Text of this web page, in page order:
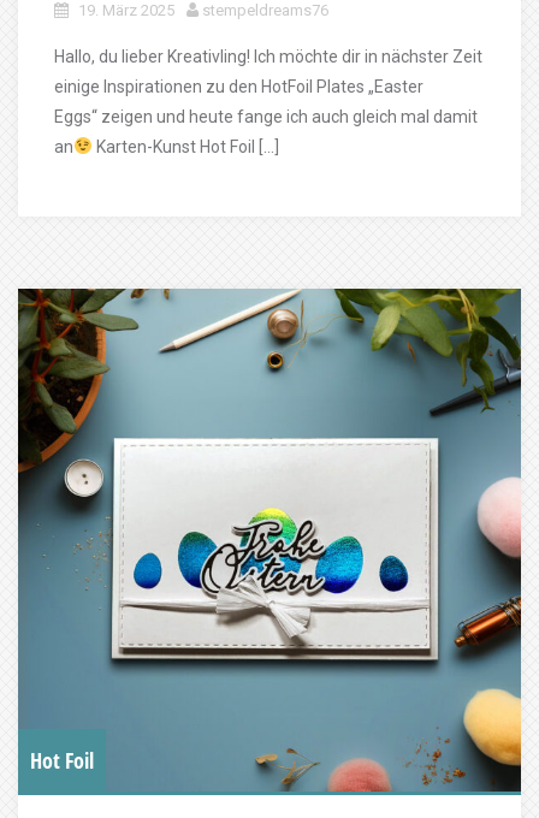
19. März 2025 stempeldreams76
Hallo, du lieber Kreativling! Ich möchte dir in nächster Zeit
einige Inspirationen zu den HotFoil Plates „Easter
Eggs“ zeigen und heute fange ich auch gleich mal damit
an
Karten-Kunst Hot Foil […]
Hot Foil